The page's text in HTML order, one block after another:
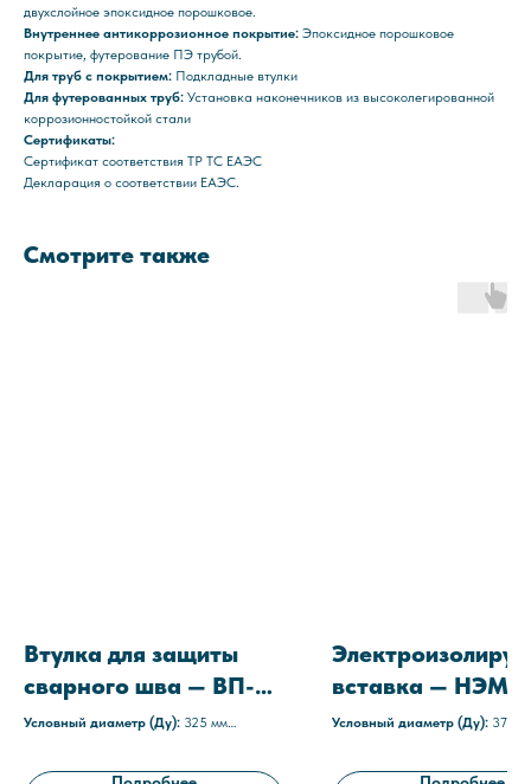
двухслойное эпоксидное порошковое.
Внутреннее антикоррозионное покрытие: Эпоксидное порошковое
покрытие, футерование ПЭ трубой.
Для труб с покрытием: Подкладные втулки
Для футерованных труб: Установка наконечников из высоколегированной
коррозионностойкой стали
Сертификаты:
Сертификат соответствия ТР ТС ЕАЭС
Декларация о соответствии ЕАЭС.
Смотрите также
Втулка для защиты
сварного шва — ВП-
ТМ 325-8
Условный диаметр (Ду): 325 мм
вставка — НЭМС
377
Условный диаметр (Ду): 377